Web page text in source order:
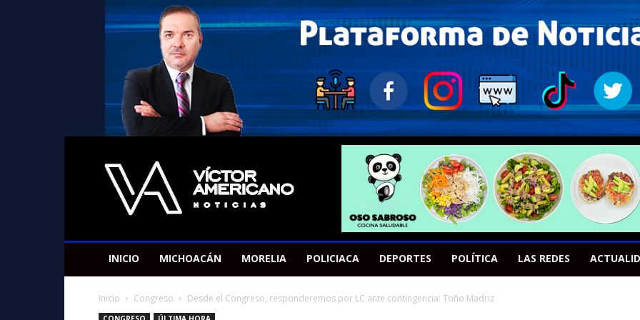
Americano
Victor
INICIO MICHOACÁN MORELIA POLICIACA DEPORTES POLÍTICA LAS REDES
Inicio Congreso Desde el Congreso, responderemos por LC ante contingencia: Toño Madriz